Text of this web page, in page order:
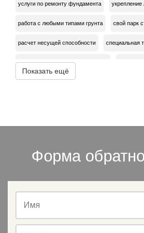
услуги по ремонту фундамента укрепление
работа с любыми типами грунта свой парк
расчет несущей способности специальная
замер уровня промерзания почвы
сварные наконечники
подбор количества опор определение типа
Показать ещё
Форма
Имя